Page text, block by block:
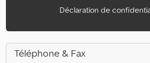
Déclaration de
Téléphone & Fax